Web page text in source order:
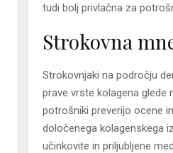
tudi bolj privlačna za
Strokovna
Strokovnjaki na področju
prave vrste kolagena glede
potrošniki preverijo ocene
določenega kolagenskega
učinkovite in priljubljene